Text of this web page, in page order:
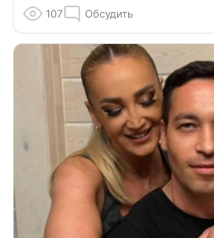
107 Обсудить